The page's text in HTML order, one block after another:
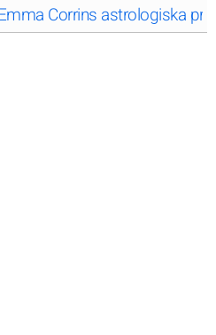
Corrins astrologiska